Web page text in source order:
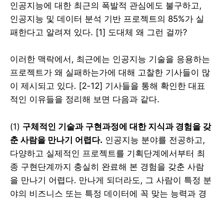
인공지능에 대한 최근의 폭발적 관심에도 불구하고,
인공지능 및 데이터 분석 기반 프로젝트의 85%가 실
패한다고 알려져 있다. [1] 도대체 왜 그런 걸까?
이러한 맥락에서, 최근에는 인공지능 기술을 응용하는
프로젝트가 왜 실패하는가에 대해 고찰한 기사들이 많
이 제시되고 있다. [2-12] 기사들을 통해 확인한 대표
적인 이유들을 정리해 보면 다음과 같다.
(1) 구체적인 기술과 구현과정에 대한 지식과 경험을 갖
춘 사람을 만나기 어렵다. 인공지능 분야를 전공하고,
다양하고 실제적인 프로젝트를 기획단계에서부터 최
종 구현단계까지 충실히 완료해 본 경험을 갖춘 사람
을 만나기 어렵다. 만나게 되더라도, 그 사람이 특정 분
야의 비즈니스 또는 특정 데이터에 꼭 맞는 능력과 경